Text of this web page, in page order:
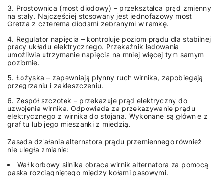
Prostownica (most diodowy) – przekształca prąd zmienny
na stały. Najczęściej stosowany jest jednofazowy most
Gretza z czterema diodami zebranymi w ramkę.
Regulator napięcia – kontroluje poziom prądu dla stabilnej
pracy układu elektrycznego. Przekaźnik ładowania
umożliwia utrzymanie napięcia na mniej więcej tym samym
poziomie.
Łożyska – zapewniają płynny ruch wirnika, zapobiegają
przegrzaniu i zakleszczeniu.
Zespół szczotek – przekazuje prąd elektryczny do
uzwojenia wirnika. Odpowiada za przekazywanie prądu
elektrycznego z wirnika do stojana. Wykonane są głównie z
grafitu lub jego mieszanki z miedzią.
Zasada działania alternatora prądu przemiennego również
nie uległa zmianie:
Wał korbowy silnika obraca wirnik alternatora za pomocą
paska rozciągniętego między kołami pasowymi.